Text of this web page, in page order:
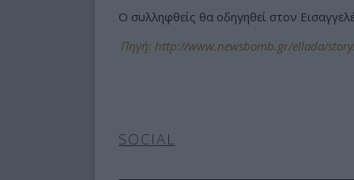
Ο συλληφθείς θα οδηγηθεί στον
Πηγή: http://www.newsbomb.gr/ellada/
SOCIAL